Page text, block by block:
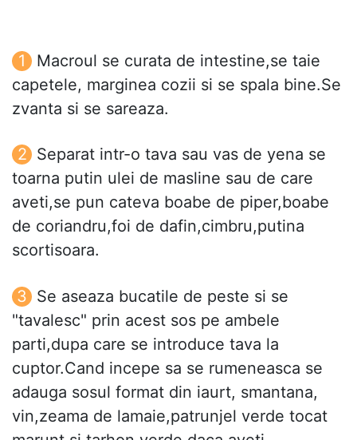
Macroul se curata de intestine,se taie
capetele, marginea cozii si se spala bine.Se
zvanta si se sareaza.
Separat intr-o tava sau vas de yena se
toarna putin ulei de masline sau de care
aveti,se pun cateva boabe de piper,boabe
de coriandru,foi de dafin,cimbru,putina
scortisoara.
Se aseaza bucatile de peste si se
"tavalesc" prin acest sos pe ambele
parti,dupa care se introduce tava la
cuptor.Cand incepe sa se rumeneasca se
adauga sosul format din iaurt, smantana,
vin,zeama de lamaie,patrunjel verde tocat